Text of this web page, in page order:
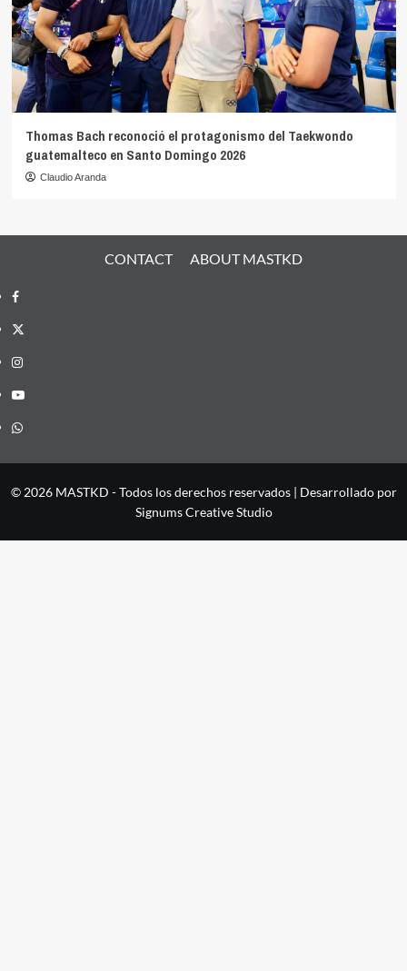
Thomas Bach reconoció el protagonismo del Taekwondo
guatemalteco en Santo Domingo 2026
Claudio Aranda
CONTACT ABOUT MASTKD
Facebook
X
Instagram
YouTube
Whatsapp